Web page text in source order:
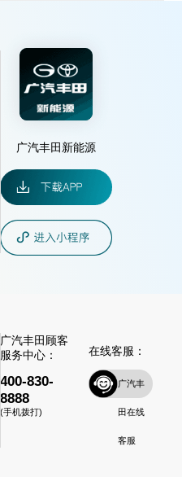
广汽丰田新能源
广汽丰田顾客
服务中心：
400-830-
8888
(手机拨打)
在线客服：
广汽丰
田在线
客服